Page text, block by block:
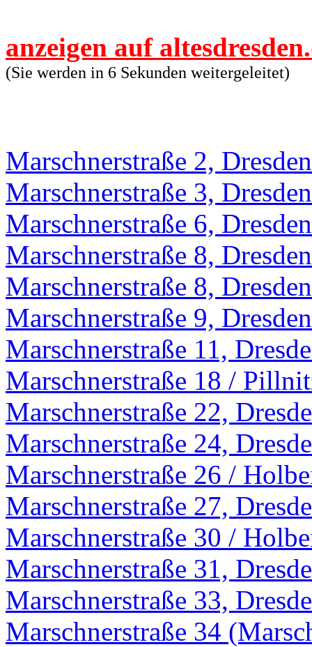
anzeigen auf
(Sie werden in 6 Sekunden weitergeleitet)
Marschnerstraße 2, Dresden
Marschnerstraße 3, Dresden
Marschnerstraße 6, Dresden
Marschnerstraße 8, Dresden
Marschnerstraße 8, Dresden
Marschnerstraße 9, Dresden
Marschnerstraße 11,
Marschnerstraße 18 /
Marschnerstraße 22,
Marschnerstraße 24,
Marschnerstraße 26 /
Marschnerstraße 27,
Marschnerstraße 30 /
Marschnerstraße 31,
Marschnerstraße 33,
Marschnerstraße 34